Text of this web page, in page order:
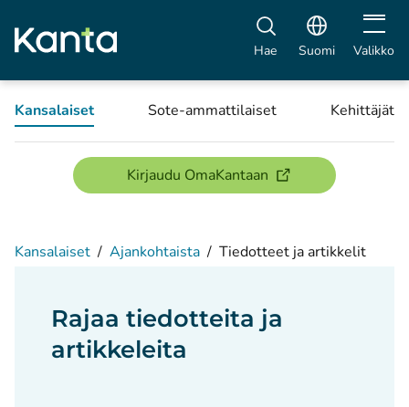
Hae Suomi Avaa
Valikko
Kansalaiset Sote-ammattilaiset Kehittäjät
Kirjaudu OmaKantaan(avautuu uuteen
Kansalaiset / Ajankohtaista / Tiedotteet ja artikkelit
Rajaa tiedotteita ja
artikkeleita